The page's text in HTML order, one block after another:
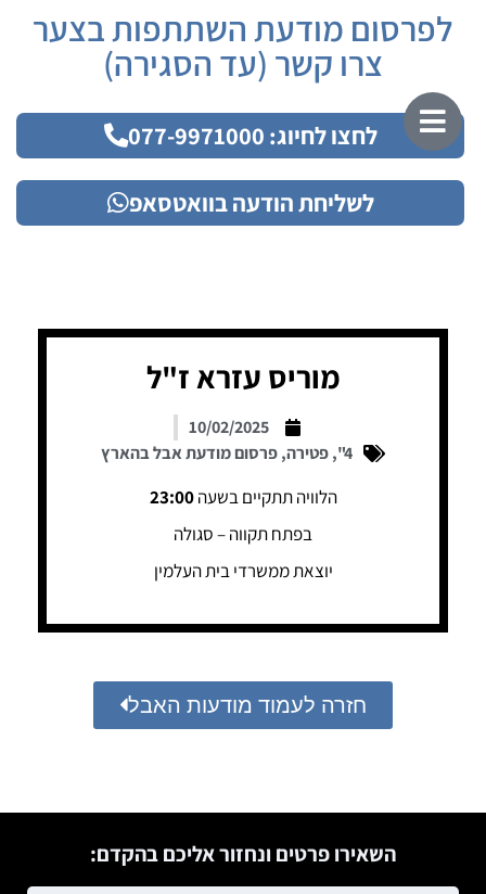
לפרסום מודעת השתתפות בצער
צרו קשר (עד הסגירה)
לחצו לחיוג: 077-9971000
לשליחת הודעה בוואטסאפ
מוריס עזרא ז"ל
10/02/2025
4"
,פטירה,פרסום מודעת אבל בהארץ
הלוויה תתקיים בשעה23:00
בפתח תקווה – סגולה
יוצאת ממשרדי בית העלמין
חזרה לעמוד מודעות האבל
השאירו פרטים ונחזור אליכם בהקדם: